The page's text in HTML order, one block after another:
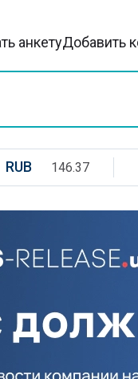
анкетуДобавить
RUB 146.37